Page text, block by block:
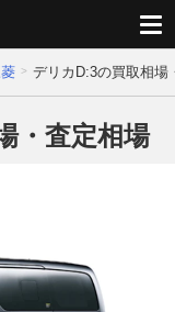
デリカD:3の買取相場
・査定相場